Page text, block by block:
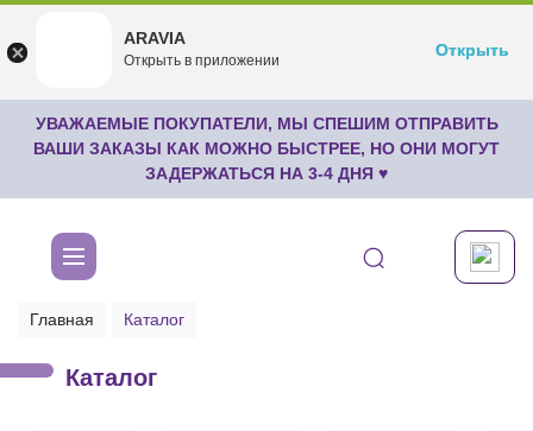
undefined
Бесплатноru.aravia.new
Открыть
УВАЖАЕМЫЕ ПОКУПАТЕЛИ, МЫ СПЕШИМ ОТПРАВИТЬ
ВАШИ ЗАКАЗЫ КАК МОЖНО БЫСТРЕЕ, НО ОНИ МОГУТ
ЗАДЕРЖАТЬСЯ НА 3-4 ДНЯ ♥
Главная Каталог
Каталог
ARAVIA
Открыть в приложении
Открыть